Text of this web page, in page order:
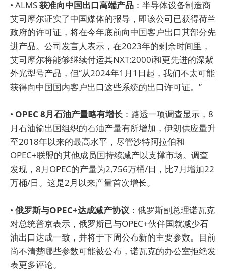
• ALMS获准向中国出口高端产品 ：半导体设备制造商
艾司摩尔证实了中国媒体的报导，即该公司已获得荷兰
政府的许可证，将在今年底前向中国客户出口其部分先
进产品。公司发言人表示，在2023年的剩余时间里，
艾司摩尔将能够继续付运其NXT:2000i和更先进的深紫
外光型号产品，但“从2024年1月1日起，我们不太可能
获得向中国国内客户出口这些系统的出口许可证。”
• OPEC 8月石油产量略有增长 ：路透一项调查显示，8
月石油输出国组织的石油产量有所增加，伊朗供应量升
至2018年以来的最高水平，尽管沙特阿拉伯和
OPEC+联盟的其他成员国持续减产以支撑市场。调查
发现，8月OPEC的产量为2,756万桶/日，比7月增加22
万桶/日。这是2月以来产量首次增长。
• 俄罗斯与OPEC+达成减产协议 ：俄罗斯副总理诺瓦克
对总统普京表示，俄罗斯已与OPEC+伙伴国就减少石
油出口达成一致，并将于下周公布新的主要参数。目前
尚不清楚哪些参数可能被公布，诺瓦克的办公室拒绝发
表更多评论。